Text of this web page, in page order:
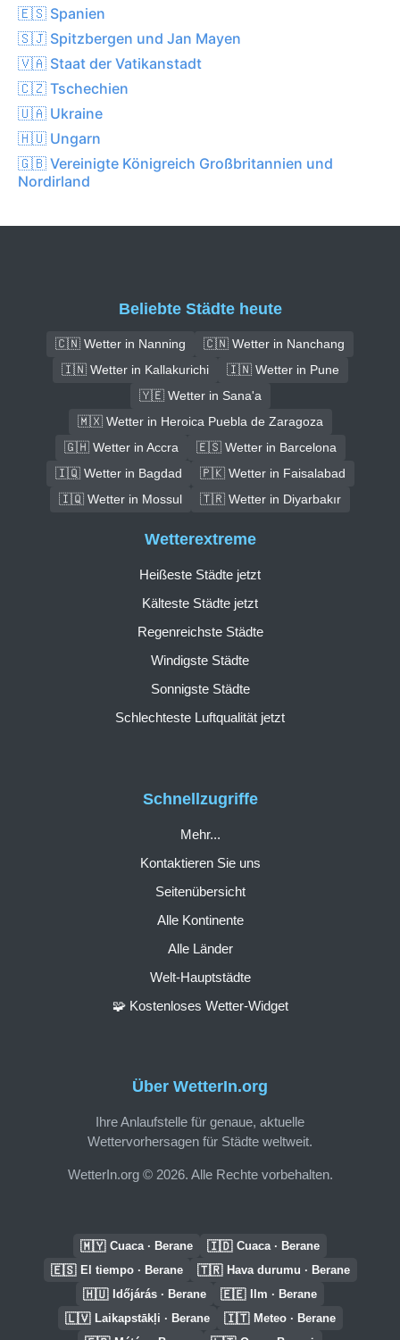
🇪🇸 Spanien
🇸🇯 Spitzbergen und Jan Mayen
🇻🇦 Staat der Vatikanstadt
🇨🇿 Tschechien
🇺🇦 Ukraine
🇭🇺 Ungarn
🇬🇧 Vereinigte Königreich Großbritannien und
Nordirland
Beliebte Städte heute
🇨🇳 Wetter in Nanning
🇨🇳 Wetter in Nanchang
🇮🇳 Wetter in Kallakurichi
🇮🇳 Wetter in Pune
🇾🇪 Wetter in Sana'a
🇲🇽 Wetter in Heroica Puebla de Zaragoza
🇬🇭 Wetter in Accra
🇪🇸 Wetter in Barcelona
🇮🇶 Wetter in Bagdad
🇵🇰 Wetter in Faisalabad
🇮🇶 Wetter in Mossul
🇹🇷 Wetter in Diyarbakır
Über WetterIn.org
Ihre Anlaufstelle für genaue, aktuelle
Wettervorhersagen für Städte weltweit.
WetterIn.org © 2026. Alle Rechte vorbehalten.
Schnellzugriffe
Mehr...
Kontaktieren Sie uns
Seitenübersicht
Alle Kontinente
Alle Länder
Welt-Hauptstädte
🧩 Kostenloses Wetter-Widget
Wetterextreme
Heißeste Städte jetzt
Kälteste Städte jetzt
Regenreichste Städte
Windigste Städte
Sonnigste Städte
Schlechteste Luftqualität jetzt
🇲🇾 Cuaca · Berane 🇮🇩 Cuaca · Berane
🇪🇸 El tiempo · Berane 🇹🇷 Hava durumu · Berane
🇭🇺 Időjárás · Berane 🇪🇪 Ilm · Berane
🇱🇻 Laikapstākļi · Berane 🇮🇹 Meteo · Berane